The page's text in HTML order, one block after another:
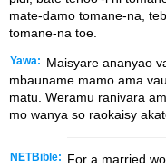
mate-damo tomane-na,
tomane-na toe.
Yawa:
Maisyare ananyao
mbauname mamo ama
matu. Weramu ranivara
mo wanya so raokaisy
NETBible:
For a married